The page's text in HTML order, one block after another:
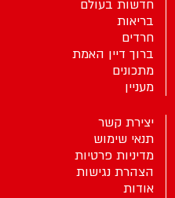
חדשות בעולם
בריאות
חרדים
ברוך דיין האמת
מתכונים
מעניין
יצירת קשר
תנאי שימוש
מדיניות פרטיות
הצהרת נגישות
אודות